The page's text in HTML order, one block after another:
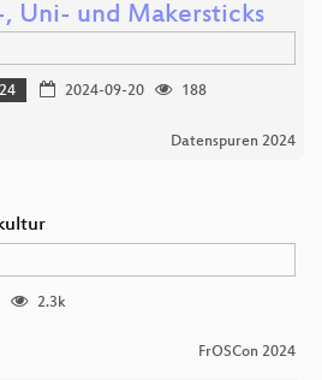
, Uni- und Makersticks
2024-09-20
188
Datenspuren 2024
2.3k
FrOSCon 2024